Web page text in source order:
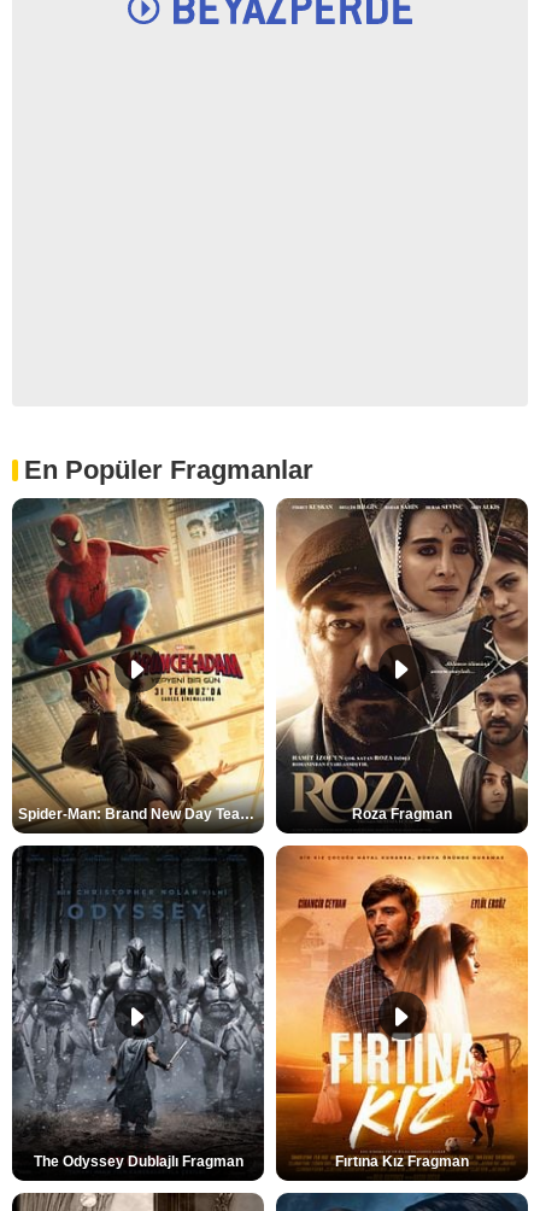
En Popüler Fragmanlar
Spider-Man: Brand New Day Teaser Roza Fragman
The Odyssey Dublajlı Fragman Fırtına Kız Fragman